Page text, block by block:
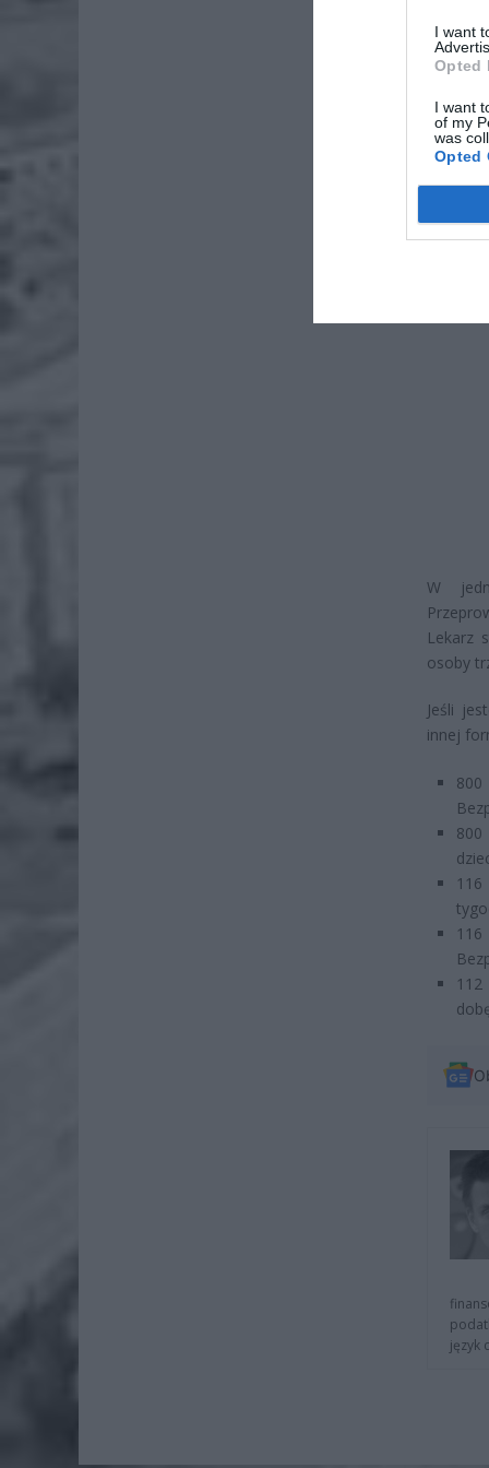
I want
Opted
I want
of my
was
Opted
4
4
W
Lekarz
osoby
Jeśli
innej
800
116
język